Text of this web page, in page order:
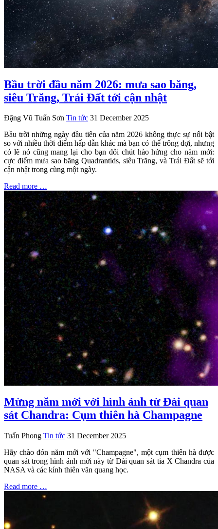
Bầu trời đầu năm 2026: mưa sao băng,
siêu Trăng, Trái Đất tới cận nhật
Đặng Vũ Tuấn Sơn Tin tức 31 December 2025
Bầu trời những ngày đầu tiên của năm 2026 không thực sự nổi bật
so với nhiều thời điểm hấp dẫn khác mà bạn có thể trông đợi, nhưng
có lẽ nó cũng mang lại cho bạn đôi chút hào hứng cho năm mới:
cực điểm mưa sao băng Quadrantids, siêu Trăng, và Trái Đất sẽ tới
cận nhật trong cùng một ngày.
Read more …
Mừng năm mới với hình ảnh từ Đài quan
sát Chandra: Cụm thiên hà Champagne
Tuấn Phong Tin tức 31 December 2025
Hãy chào đón năm mới với "Champagne", một cụm thiên hà được
quan sát trong hình ảnh mới này từ Đài quan sát tia X Chandra của
NASA và các kính thiên văn quang học.
Read more …